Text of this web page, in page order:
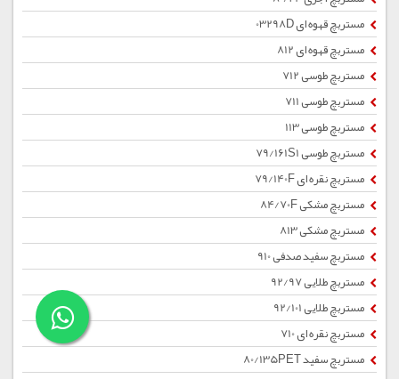
مستربچ قهوه ای 03298D
مستربچ قهوه ای 812
مستربچ طوسی 712
مستربچ طوسی 711
مستربچ طوسی 113
مستربچ طوسی 79/161S1
مستربچ نقره ای 79/140F
مستربچ مشکی 84/70F
مستربچ مشکی 813
مستربچ سفید صدفی 910
مستربچ طلایی 92/97
مستربچ طلایی 92/101
مستربچ نقره ای 710
مستربچ سفید 80/135PET